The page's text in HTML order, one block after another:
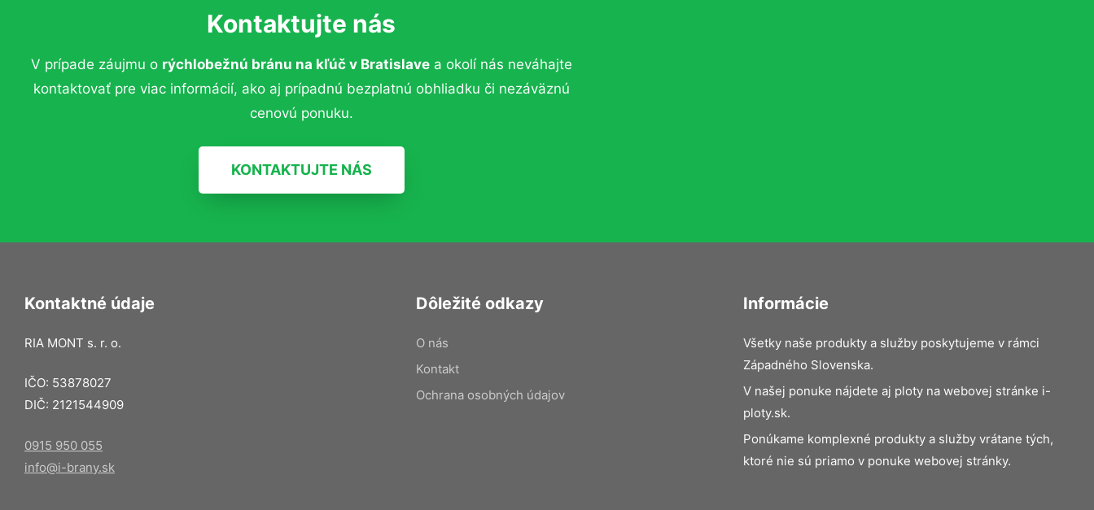
Kontaktujte nás
V prípade záujmu o rýchlobežnú bránu na kľúčv Bratislavea okolí nás neváhajte
kontaktovať pre viac informácií, ako aj prípadnú bezplatnú obhliadku či nezáväznú
cenovú ponuku.
KONTAKTUJTE NÁS
Kontaktné údaje
RIA MONT s. r. o.
IČO: 53878027
DIČ: 2121544909
0915 950 055
info@i-brany.sk
Dôležité odkazy
O nás
Kontakt
Ochrana osobných údajov
Informácie
Všetky naše produkty a služby poskytujeme v rámci
Západného Slovenska.
V našej ponuke nájdete aj ploty na webovej stránke i-
ploty.sk.
Ponúkame komplexné produkty a služby vrátane tých,
ktoré nie sú priamo v ponuke webovej stránky.